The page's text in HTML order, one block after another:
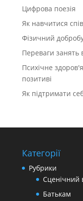
Цифрова поезія
Як навчитися
Фізичний
Переваги занять
Психічне
позитиві
Як підтримати
Категорії
Рубрики
Cценічний
Батькам